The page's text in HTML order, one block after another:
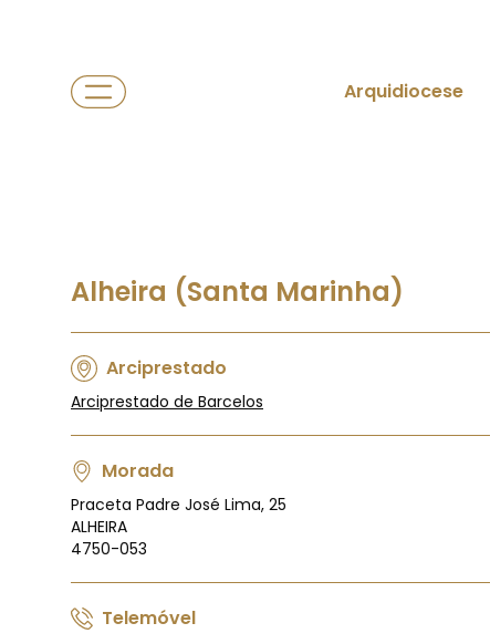
Arquidiocese
Alheira (Santa Marinha)
Arciprestado
Arciprestado de Barcelos
Morada
Praceta Padre José Lima, 25
ALHEIRA
4750-053
Telemóvel